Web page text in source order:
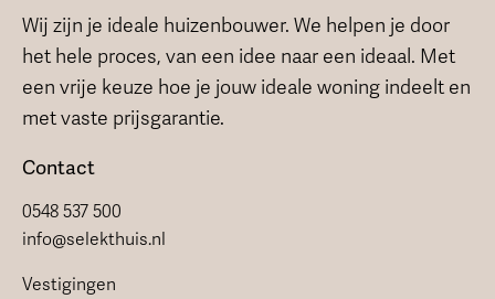
Wij zijn je ideale huizenbouwer. We helpen je door
het hele proces, van een idee naar een ideaal. Met
een vrije keuze hoe je jouw ideale woning indeelt en
met vaste prijsgarantie.
Contact
0548 537 500
info@selekthuis.nl
Vestigingen